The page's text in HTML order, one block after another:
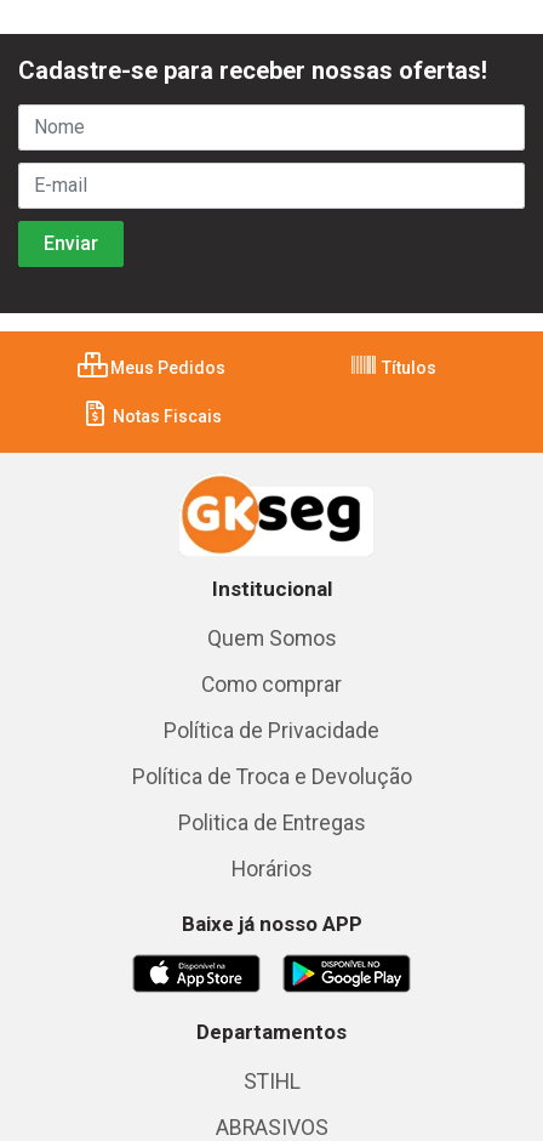
Cadastre-se para receber nossas ofertas!
Meus Pedidos Títulos
Notas Fiscais
Institucional
Quem Somos
Como comprar
Política de Privacidade
Política de Troca e Devolução
Politica de Entregas
Horários
Baixe já nosso APP
Departamentos
STIHL
ABRASIVOS